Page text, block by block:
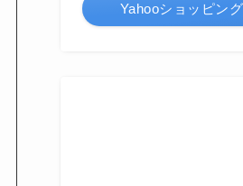
Yahooショッピン